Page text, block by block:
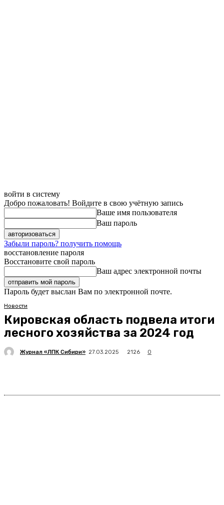
войти в систему
Добро пожаловать! Войдите в свою учётную запись
Ваше имя пользователя
Ваш пароль
Забыли пароль? получить помощь
восстановление пароля
Восстановите свой пароль
Ваш адрес электронной почты
Пароль будет выслан Вам по электронной почте.
Новости
Кировская область подвела итоги
лесного хозяйства за 2024 год
Журнал «ЛПК Сибири» 27.03.2025 2126 0